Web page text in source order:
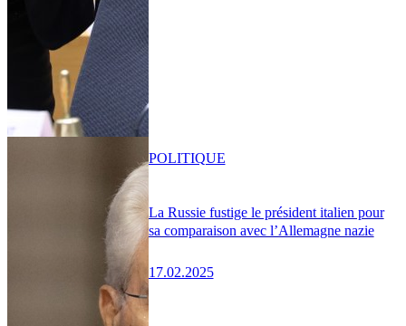
La Russie fustige le président italien pour
sa comparaison avec l’Allemagne nazie
17.02.2025
POLITIQUE